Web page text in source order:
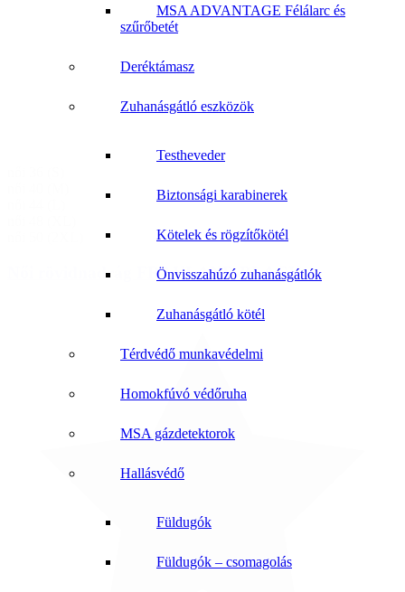
MSA ADVANTAGE Félálarc és
szűrőbetét
Deréktámasz
Zuhanásgátló eszközök
Testheveder
Biztonsági karabinerek
Kötelek és rögzítőkötél
Önvisszahúzó zuhanásgátlók
Zuhanásgátló kötél
Térdvédő munkavédelmi
Homokfúvó védőruha
MSA gázdetektorok
Hallásvédő
Füldugók
Füldugók – csomagolás
Női rövidnadrág FRAULAND BLACK